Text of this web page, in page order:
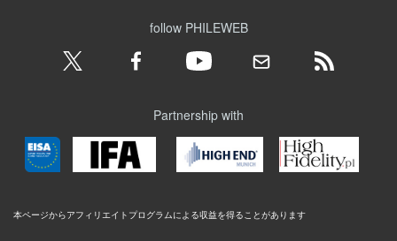
follow PHILEWEB
Partnership with
本ページからアフィリエイトプログラムによる収益を得ることがあります